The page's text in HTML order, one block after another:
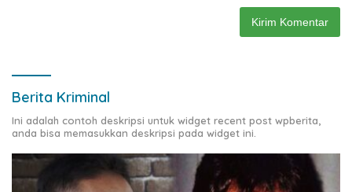
Berita Kriminal
Ini adalah contoh deskripsi untuk widget recent post wpberita,
anda bisa memasukkan deskripsi pada widget ini.